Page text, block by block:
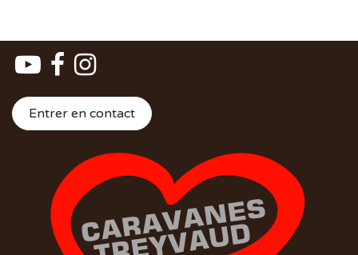
Entrer en contact